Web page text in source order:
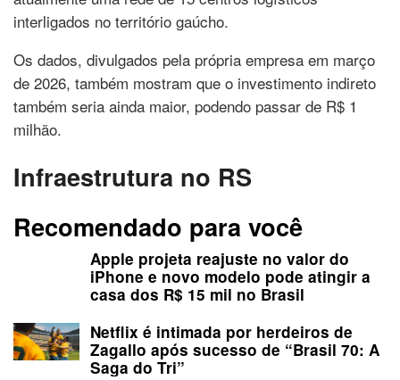
interligados no território gaúcho.
Os dados, divulgados pela própria empresa em março
de 2026, também mostram que o investimento indireto
também seria ainda maior, podendo passar de R$ 1
milhão.
Infraestrutura no RS
Recomendado para você
Apple projeta reajuste no valor do
iPhone e novo modelo pode atingir a
casa dos R$ 15 mil no Brasil
Netflix é intimada por herdeiros de
Zagallo após sucesso de “Brasil 70: A
Saga do Tri”